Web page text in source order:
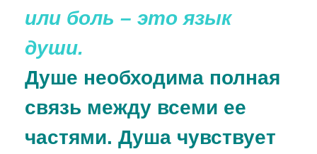
или боль – это язык
души.
Душе необходима полная
связь между всеми ее
частями. Душа чувствует